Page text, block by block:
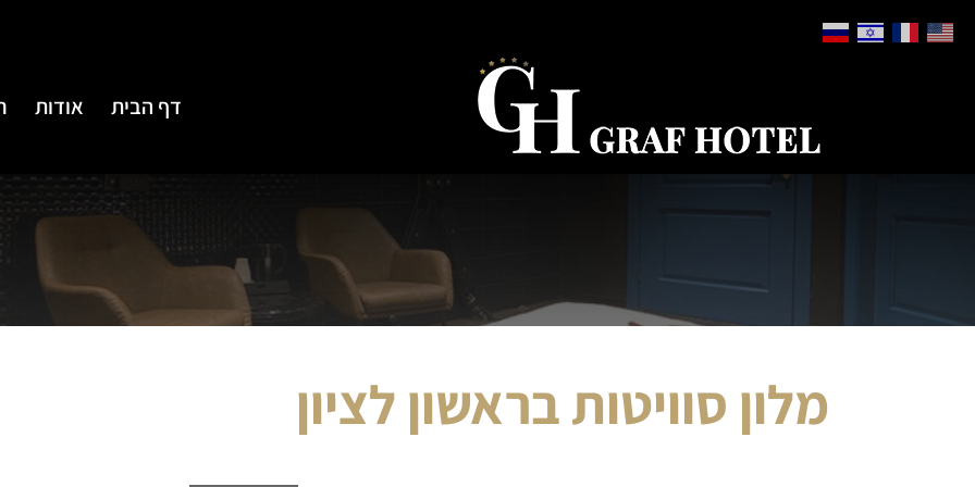
דף הבית אודות
מלון סוויטות בראשון לציון